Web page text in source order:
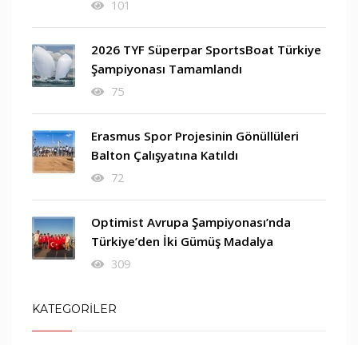
101
2026 TYF Süperpar SportsBoat Türkiye
Şampiyonası Tamamlandı
75
Erasmus Spor Projesinin Gönüllüleri
Balton Çalışyatına Katıldı
72
Optimist Avrupa Şampiyonası’nda
Türkiye’den İki Gümüş Madalya
309
KATEGORİLER